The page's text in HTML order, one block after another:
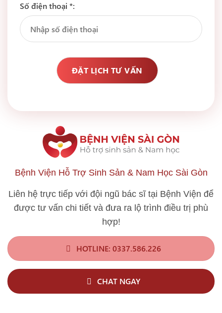
Số điện thoại *:
Bệnh Viện Hỗ Trợ Sinh Sản & Nam Học Sài Gòn
Liên hệ trực tiếp với đội ngũ bác sĩ tại Bệnh Viện để
được tư vấn chi tiết và đưa ra lộ trình điều trị phù
hợp!
HOTLINE: 0337.586.226
CHAT NGAY